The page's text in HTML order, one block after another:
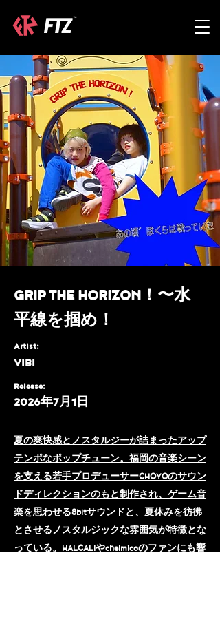
GRIP THE HORIZON！〜水
平線を掴め！
Artist:
VIBI
Release:
2026年7月1日
夏の爽快感とノスタルジーが詰まったアップ
テンポなポップチューン。福岡の音楽シーン
を支える若手プロデューサーCHOYOのサウン
ドディレクションのもと制作され、ゲーム音
楽を思わせる8bitサウンドと、夏休みを彷彿
とさせるノスタルジックな雰囲気が特徴とな
っている。HALCALIやchelmicoのファンにも響